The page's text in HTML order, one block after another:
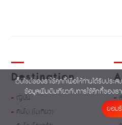
Destination
ญี่ปุ่น
คันโต (โตเกียว)
เว็บไซต์ของเราใช้คุกกี้เพื่อให้ท่านได้รับปร
ข้อมูลเพิ่มเติมเกี่ยวกับการใช้คุ๊กกี้ของเร
ยอม